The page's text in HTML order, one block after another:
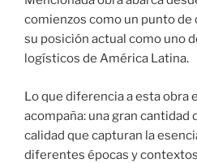
comienzos como un punto
su posición actual como uno
logísticos de América Latina.
Lo que diferencia a esta obra
acompaña: una gran
calidad que capturan la
diferentes épocas y